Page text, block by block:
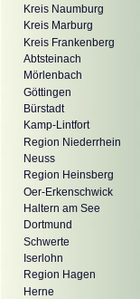
Kreis Naumburg
Kreis Marburg
Kreis Frankenberg
Abtsteinach
Mörlenbach
Göttingen
Bürstadt
Kamp-Lintfort
Region Niederrhein
Neuss
Region Heinsberg
Oer-Erkenschwick
Haltern am See
Dortmund
Schwerte
Iserlohn
Region Hagen
Herne